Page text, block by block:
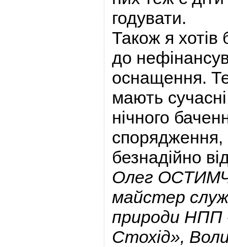
годувати.
Також я хотів
до
оснащення.
мають
нічного
спорядження,
безнадійно
Олег
майстер
природи НПП
Стохід»,